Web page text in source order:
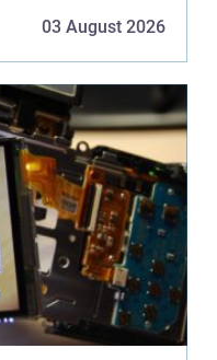
03 August 2026